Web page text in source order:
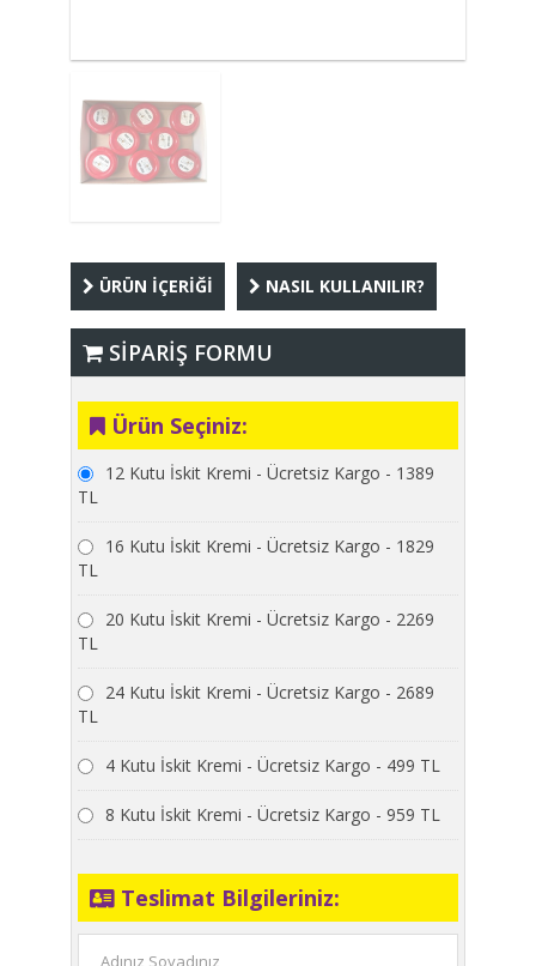
ÜRÜN İÇERİĞİ NASIL KULLANILIR?
SİPARİŞ FORMU
Ürün Seçiniz:
12 Kutu İskit Kremi - Ücretsiz Kargo - 1389
TL
16 Kutu İskit Kremi - Ücretsiz Kargo - 1829
TL
20 Kutu İskit Kremi - Ücretsiz Kargo - 2269
TL
24 Kutu İskit Kremi - Ücretsiz Kargo - 2689
TL
4 Kutu İskit Kremi - Ücretsiz Kargo - 499 TL
8 Kutu İskit Kremi - Ücretsiz Kargo - 959 TL
Teslimat Bilgileriniz: